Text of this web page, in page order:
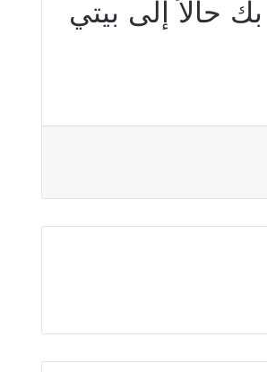
جئتُ بك حالاً إلى بيتي